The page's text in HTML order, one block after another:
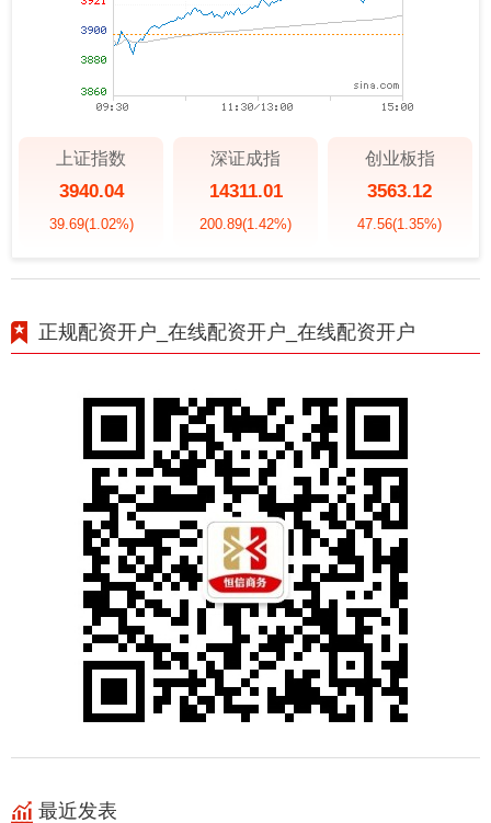
上证指数
3940.04
39.69(1.02%)
深证成指
14311.01
200.89(1.42%)
创业板指
3563.12
47.56(1.35%)
正规配资开户_在线配资开户_在线配资开户
最近发表